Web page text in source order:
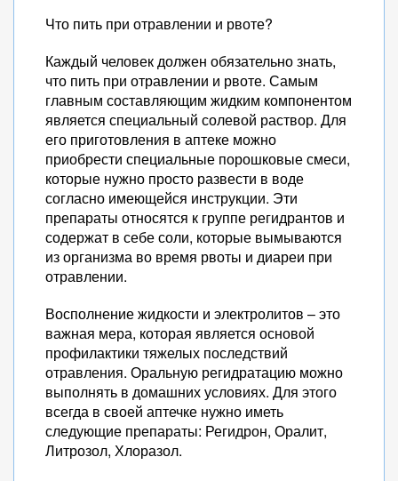
Что пить при отравлении и рвоте?
Каждый человек должен обязательно знать,
что пить при отравлении и рвоте. Самым
главным составляющим жидким компонентом
является специальный солевой раствор. Для
его приготовления в аптеке можно
приобрести специальные порошковые смеси,
которые нужно просто развести в воде
согласно имеющейся инструкции. Эти
препараты относятся к группе регидрантов и
содержат в себе соли, которые вымываются
из организма во время рвоты и диареи при
отравлении.
Восполнение жидкости и электролитов – это
важная мера, которая является основой
профилактики тяжелых последствий
отравления. Оральную регидратацию можно
выполнять в домашних условиях. Для этого
всегда в своей аптечке нужно иметь
следующие препараты: Регидрон, Оралит,
Литрозол, Хлоразол.